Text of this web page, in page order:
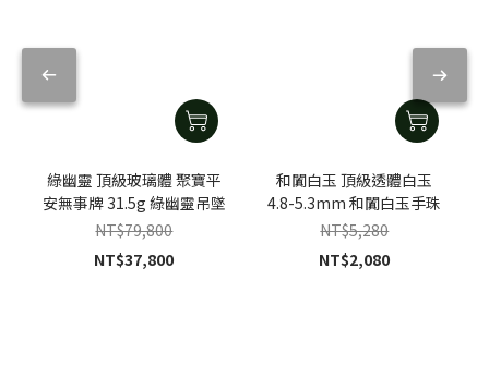
綠幽靈 頂級玻璃體 聚寶平
安無事牌 31.5g 綠幽靈吊墜
NT$79,800
NT$37,800
和闐白玉 頂級透體白玉
4.8-5.3mm 和闐白玉手珠
NT$5,280
NT$2,080